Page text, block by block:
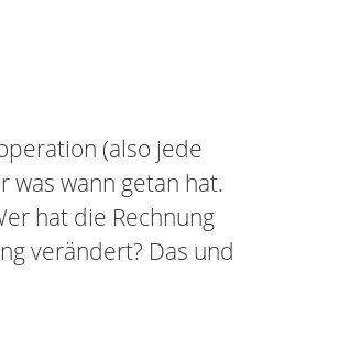
(also jede
was wann getan hat.
hat die Rechnung
verändert? Das und